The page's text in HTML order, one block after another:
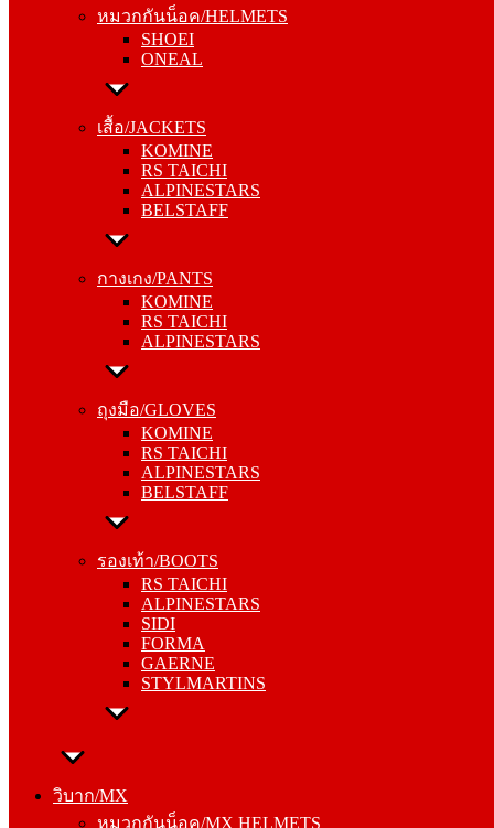
หมวกกันน็อค/HELMETS
SHOEI
ONEAL
เสื้อ/JACKETS
KOMINE
RS TAICHI
ALPINESTARS
BELSTAFF
กางเกง/PANTS
KOMINE
RS TAICHI
ALPINESTARS
ถุงมือ/GLOVES
KOMINE
RS TAICHI
ALPINESTARS
BELSTAFF
รองเท้า/BOOTS
RS TAICHI
ALPINESTARS
SIDI
FORMA
GAERNE
STYLMARTINS
วิบาก/MX
หมวกกันน็อค/MX HELMETS
ONEAL
เสื้อ/JACKETS
RS TAICHI
ALPINESTARS
BELSTAFF
กางเกง/PANTS
RS TAICHI
ALPINESTARS
ถุงมือ/GLOVES
RS TAICHI
ALPINESTARS
BELSTAFF
รองเท้า/BOOTS
ALPINESTARS
SIDI
FORMA
GAERNE
STYLMARTINS
วิบาก/MX